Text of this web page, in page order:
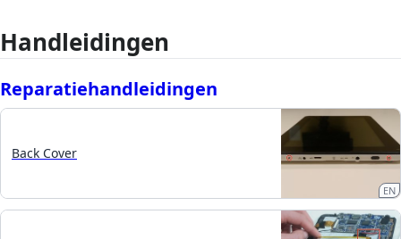
Handleidingen
Reparatiehandleidingen
Back Cover
EN